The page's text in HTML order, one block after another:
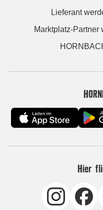
Lieferant
Marktplatz-Partner
Hier